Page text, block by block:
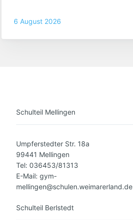
6 August 2026
Schulteil Mellingen
Umpferstedter Str. 18a
99441 Mellingen
Tel: 036453/81313
E-Mail: gym-
mellingen@schulen.weimarerland.de
Schulteil Berlstedt